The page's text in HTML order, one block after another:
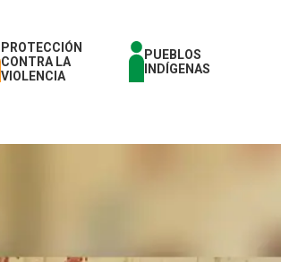
PROTECCIÓN
CONTRA LA
VIOLENCIA
PUEBLOS
INDÍGENAS